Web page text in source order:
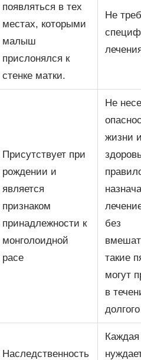
появляться в тех
местах, которыми
малыш
прислонялся к
стенке матки.
Не
Присутствует при
рождении и
является
признаком
принадлежности к
монголоидной
расе
Не
жизни
без
такие
могут
в
Наследственность
Каждая